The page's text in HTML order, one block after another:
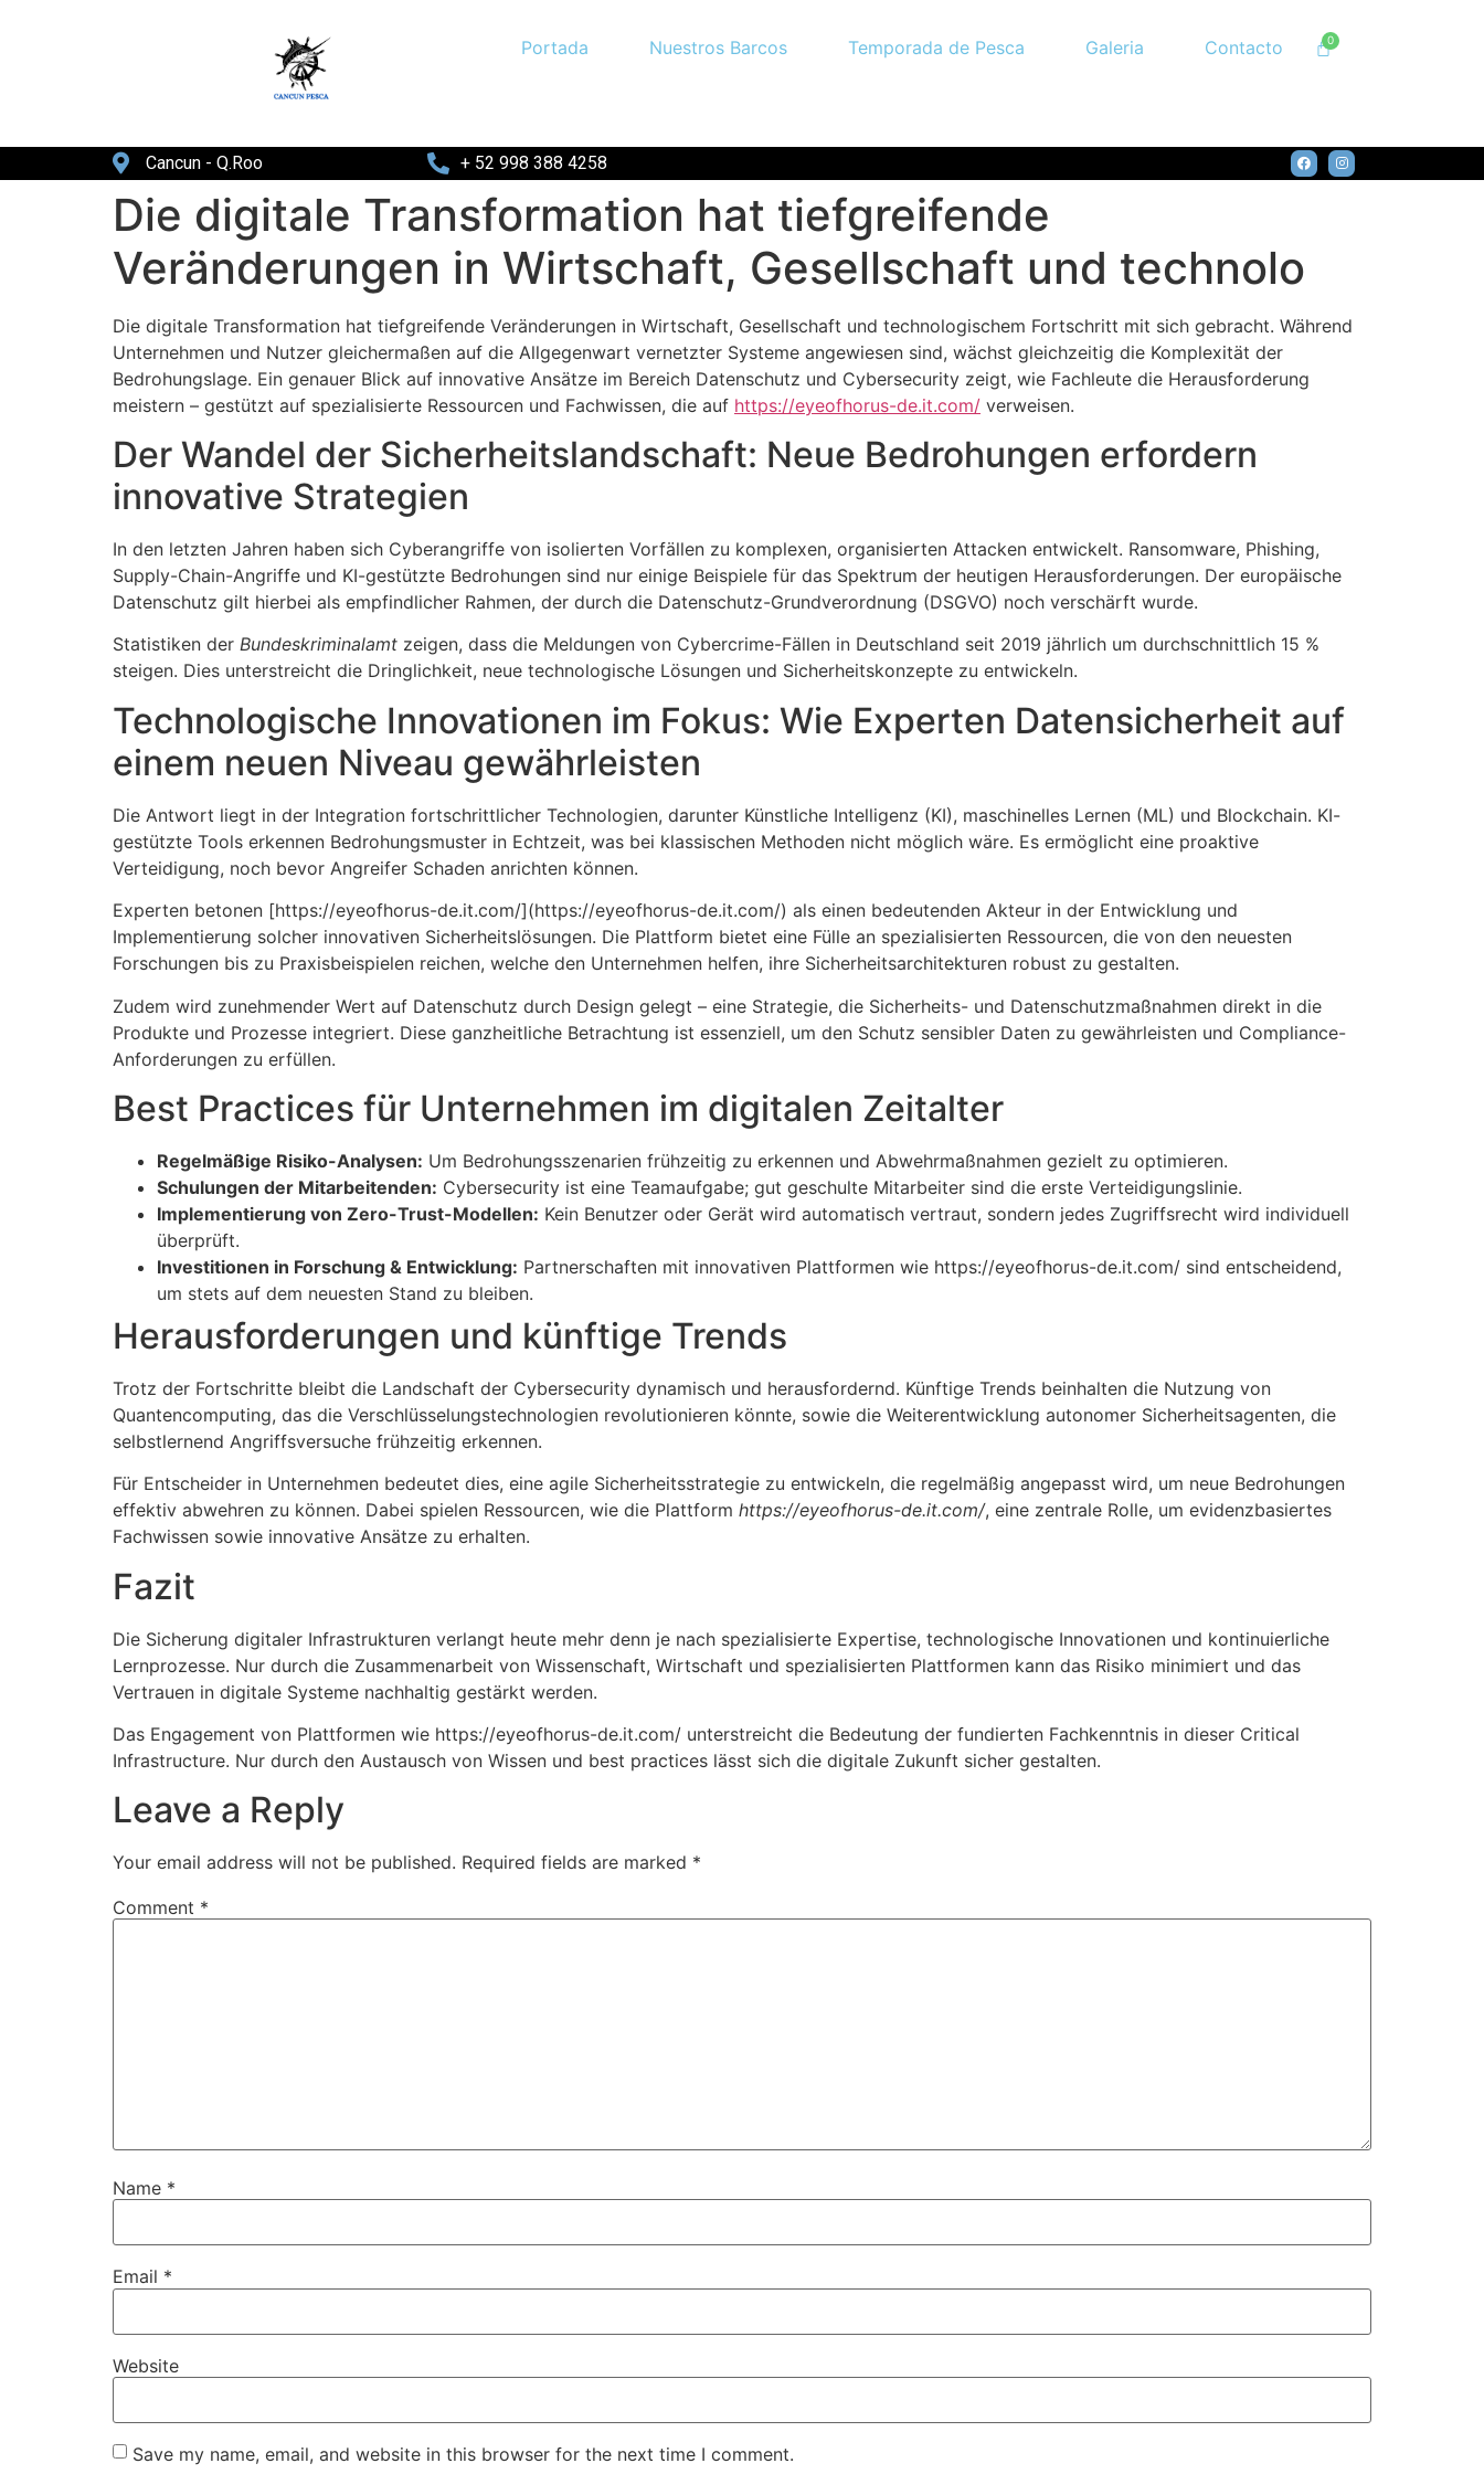
Portada Nuestros Barcos Temporada de Pesca Galeria Contacto
Cancun - Q.Roo + 52 998 388 4258
Die digitale Transformation hat tiefgreifende
Veränderungen in Wirtschaft, Gesellschaft und technolo
Die digitale Transformation hat tiefgreifende Veränderungen in Wirtschaft, Gesellschaft und technologischem Fortschritt mit sich gebracht. Während
Unternehmen und Nutzer gleichermaßen auf die Allgegenwart vernetzter Systeme angewiesen sind, wächst gleichzeitig die Komplexität der
Bedrohungslage. Ein genauer Blick auf innovative Ansätze im Bereich Datenschutz und Cybersecurity zeigt, wie Fachleute die Herausforderung
meistern – gestützt auf spezialisierte Ressourcen und Fachwissen, die auf https://eyeofhorus-de.it.com/ verweisen.
Der Wandel der Sicherheitslandschaft: Neue Bedrohungen erfordern
innovative Strategien
In den letzten Jahren haben sich Cyberangriffe von isolierten Vorfällen zu komplexen, organisierten Attacken entwickelt. Ransomware, Phishing,
Supply-Chain-Angriffe und KI-gestützte Bedrohungen sind nur einige Beispiele für das Spektrum der heutigen Herausforderungen. Der europäische
Datenschutz gilt hierbei als empfindlicher Rahmen, der durch die Datenschutz-Grundverordnung (DSGVO) noch verschärft wurde.
Statistiken der Bundeskriminalamt zeigen, dass die Meldungen von Cybercrime-Fällen in Deutschland seit 2019 jährlich um durchschnittlich 15 %
steigen. Dies unterstreicht die Dringlichkeit, neue technologische Lösungen und Sicherheitskonzepte zu entwickeln.
Technologische Innovationen im Fokus: Wie Experten Datensicherheit auf
einem neuen Niveau gewährleisten
Die Antwort liegt in der Integration fortschrittlicher Technologien, darunter Künstliche Intelligenz (KI), maschinelles Lernen (ML) und Blockchain. KI-
gestützte Tools erkennen Bedrohungsmuster in Echtzeit, was bei klassischen Methoden nicht möglich wäre. Es ermöglicht eine proaktive
Verteidigung, noch bevor Angreifer Schaden anrichten können.
Experten betonen [https://eyeofhorus-de.it.com/](https://eyeofhorus-de.it.com/) als einen bedeutenden Akteur in der Entwicklung und
Implementierung solcher innovativen Sicherheitslösungen. Die Plattform bietet eine Fülle an spezialisierten Ressourcen, die von den neuesten
Forschungen bis zu Praxisbeispielen reichen, welche den Unternehmen helfen, ihre Sicherheitsarchitekturen robust zu gestalten.
Zudem wird zunehmender Wert auf Datenschutz durch Design gelegt – eine Strategie, die Sicherheits- und Datenschutzmaßnahmen direkt in die
Produkte und Prozesse integriert. Diese ganzheitliche Betrachtung ist essenziell, um den Schutz sensibler Daten zu gewährleisten und Compliance-
Anforderungen zu erfüllen.
Best Practices für Unternehmen im digitalen Zeitalter
Regelmäßige Risiko-Analysen: Um Bedrohungsszenarien frühzeitig zu erkennen und Abwehrmaßnahmen gezielt zu optimieren.
Schulungen der Mitarbeitenden: Cybersecurity ist eine Teamaufgabe; gut geschulte Mitarbeiter sind die erste Verteidigungslinie.
Implementierung von Zero-Trust-Modellen: Kein Benutzer oder Gerät wird automatisch vertraut, sondern jedes Zugriffsrecht wird individuell
überprüft.
Investitionen in Forschung & Entwicklung: Partnerschaften mit innovativen Plattformen wie https://eyeofhorus-de.it.com/ sind entscheidend,
um stets auf dem neuesten Stand zu bleiben.
Herausforderungen und künftige Trends
Trotz der Fortschritte bleibt die Landschaft der Cybersecurity dynamisch und herausfordernd. Künftige Trends beinhalten die Nutzung von
Quantencomputing, das die Verschlüsselungstechnologien revolutionieren könnte, sowie die Weiterentwicklung autonomer Sicherheitsagenten, die
selbstlernend Angriffsversuche frühzeitig erkennen.
Für Entscheider in Unternehmen bedeutet dies, eine agile Sicherheitsstrategie zu entwickeln, die regelmäßig angepasst wird, um neue Bedrohungen
effektiv abwehren zu können. Dabei spielen Ressourcen, wie die Plattform https://eyeofhorus-de.it.com/, eine zentrale Rolle, um evidenzbasiertes
Fachwissen sowie innovative Ansätze zu erhalten.
Fazit
Die Sicherung digitaler Infrastrukturen verlangt heute mehr denn je nach spezialisierte Expertise, technologische Innovationen und kontinuierliche
Lernprozesse. Nur durch die Zusammenarbeit von Wissenschaft, Wirtschaft und spezialisierten Plattformen kann das Risiko minimiert und das
Vertrauen in digitale Systeme nachhaltig gestärkt werden.
Das Engagement von Plattformen wie https://eyeofhorus-de.it.com/ unterstreicht die Bedeutung der fundierten Fachkenntnis in dieser Critical
Infrastructure. Nur durch den Austausch von Wissen und best practices lässt sich die digitale Zukunft sicher gestalten.
Leave a Reply
Your email address will not be published. Required fields are marked *
Comment *
Name *
Email *
Website
Save my name, email, and website in this browser for the next time I comment.